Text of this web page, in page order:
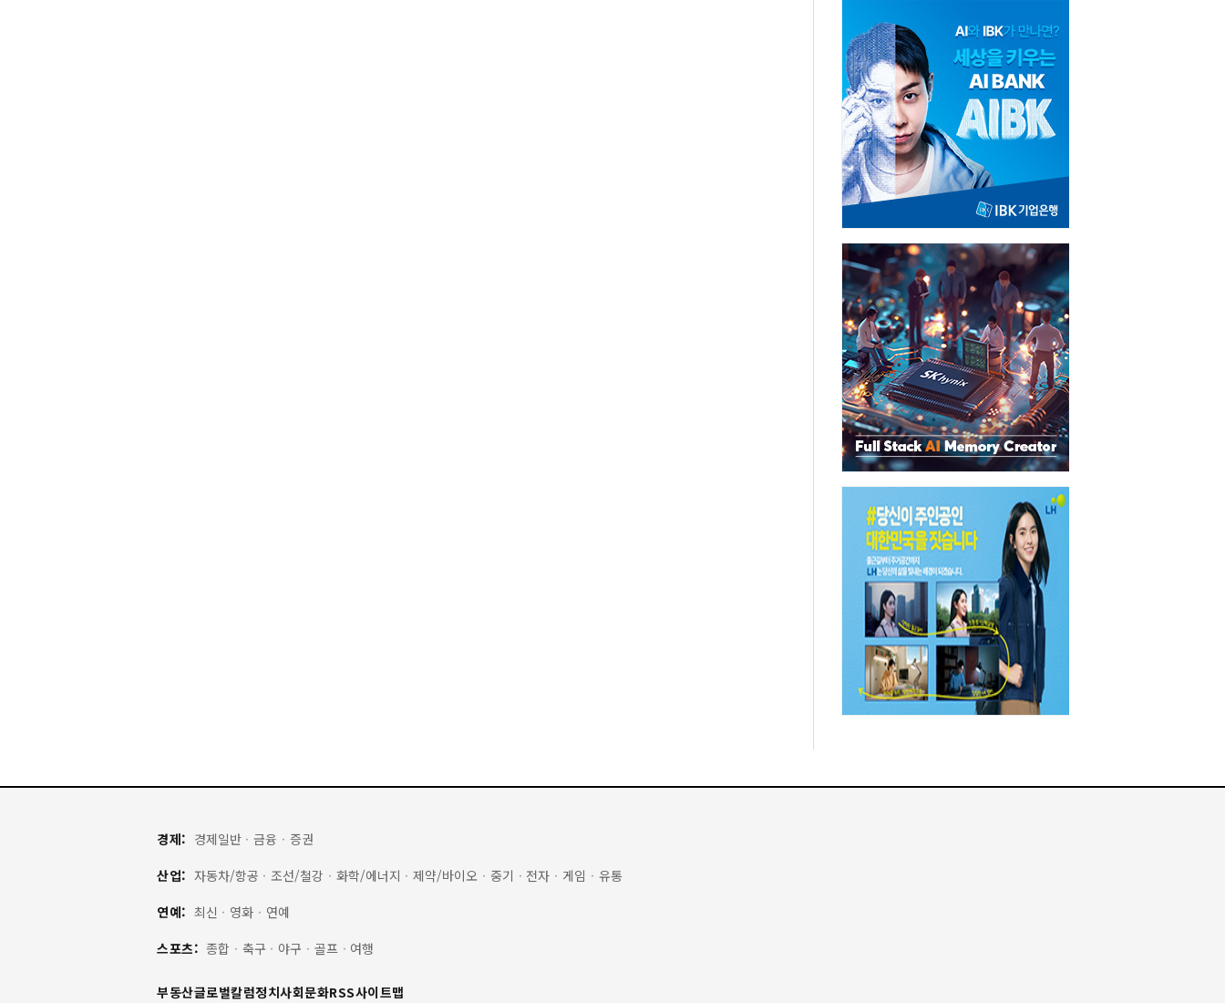
경제: 경제일반 · 금융 · 증권
산업: 자동차/항공 · 조선/철강 · 화학/에너지 · 제약/바이오 · 중기 · 전자 · 게임 · 유통
연예: 최신 · 영화 · 연예
스포츠: 종합 · 축구 · 야구 · 골프 · 여행
부동산글로벌칼럼정치사회문화RSS사이트맵